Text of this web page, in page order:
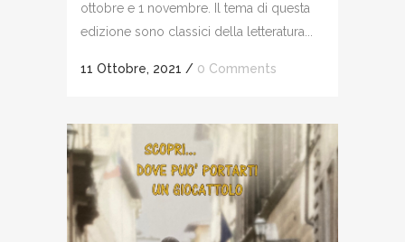
ottobre e 1 novembre. Il tema di questa
edizione sono classici della letteratura...
11 Ottobre, 2021 / 0 Comments